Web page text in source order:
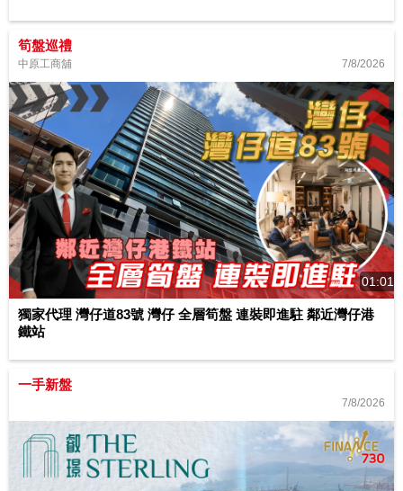
筍盤巡禮
中原工商舖 7/8/2026
01:01
獨家代理 灣仔道83號 灣仔 全層筍盤 連裝即進駐 鄰近灣仔港
鐵站
一手新盤
7/8/2026